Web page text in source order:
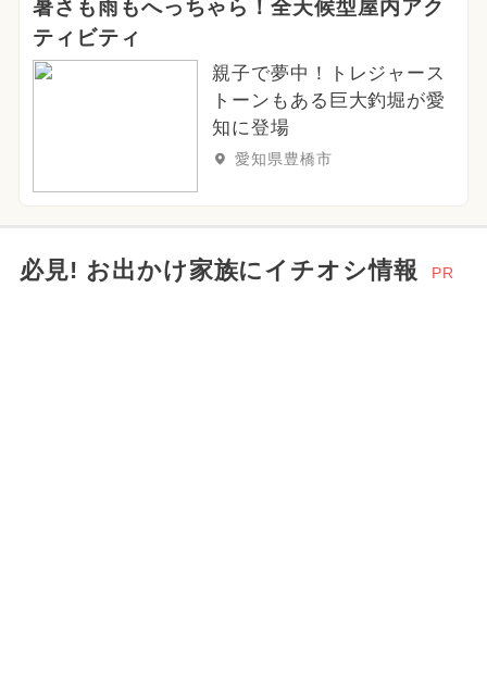
2025年6月のイベント
2026年6月のイベント アウトドア
2023年12月のイベント
暑さも雨もへっちゃら！全天候型屋内アク
ティビティ
親子で夢中！トレジャース
トーンもある巨大釣堀が愛
知に登場
愛知県豊橋市
必見! お出かけ家族にイチオシ情報 PR